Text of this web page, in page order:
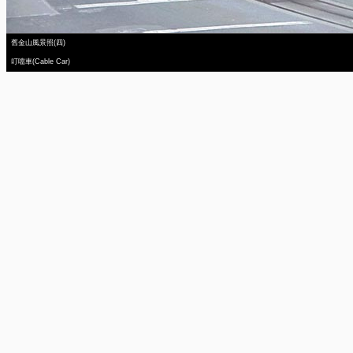
舊金山風景照(四)
叮噹車(Cable Car)